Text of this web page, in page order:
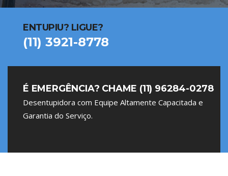
ENTUPIU? LIGUE?
(11) 3921-8778
É EMERGÊNCIA? CHAME (11) 96284-0278
Desentupidora com Equipe Altamente Capacitada e
Garantia do Serviço.